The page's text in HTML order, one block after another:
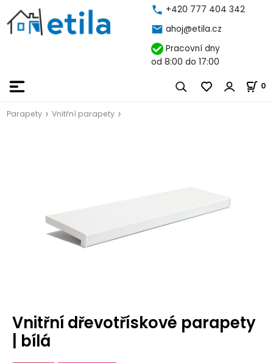
+420 777 404 342
ahoj@etila.cz
Pracovní dny
od 8:00 do 17:00
0
Parapety Vnitřní parapety
Vnitřní dřevotřískové parapety
| bílá